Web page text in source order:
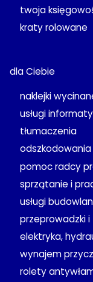
dla Ciebie
naklejki
usługi
tłumaczenia
odszkodowania
pomoc radcy
sprzątanie i
usługi
przeprowadzki
elektryka,
wynajem
rolety
twoja
kraty rolowane